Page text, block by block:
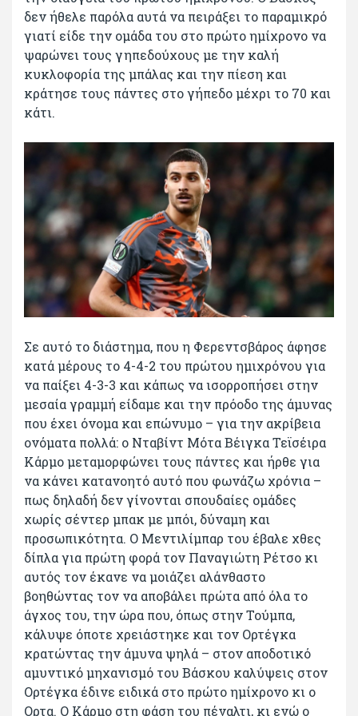
δεν ήθελε παρόλα αυτά να πειράξει το παραμικρό
γιατί είδε την ομάδα του στο πρώτο ημίχρονο να
ψαρώνει τους γηπεδούχους με την καλή
κυκλοφορία της μπάλας και την πίεση και
κράτησε τους πάντες στο γήπεδο μέχρι το 70 και
κάτι.
Σε αυτό το διάστημα, που η Φερεντσβάρος άφησε
κατά μέρους το 4-4-2 του πρώτου ημιχρόνου για
να παίξει 4-3-3 και κάπως να ισορροπήσει στην
μεσαία γραμμή είδαμε και την πρόοδο της άμυνας
που έχει όνομα και επώνυμο – για την ακρίβεια
ονόματα πολλά: ο Νταβίντ Μότα Βέιγκα Τεϊσέιρα
Κάρμο μεταμορφώνει τους πάντες και ήρθε για
να κάνει κατανοητό αυτό που φωνάζω χρόνια –
πως δηλαδή δεν γίνονται σπουδαίες ομάδες
χωρίς σέντερ μπακ με μπόι, δύναμη και
προσωπικότητα. Ο Μεντιλίμπαρ του έβαλε χθες
δίπλα για πρώτη φορά τον Παναγιώτη Ρέτσο κι
αυτός τον έκανε να μοιάζει αλάνθαστο
βοηθώντας τον να αποβάλει πρώτα από όλα το
άγχος του, την ώρα που, όπως στην Τούμπα,
κάλυψε όποτε χρειάστηκε και τον Ορτέγκα
κρατώντας την άμυνα ψηλά – στον αποδοτικό
αμυντικό μηχανισμό του Βάσκου καλύψεις στον
Ορτέγκα έδινε ειδικά στο πρώτο ημίχρονο κι ο
Ορτα. Ο Κάρμο στη φάση του πέναλτι, κι ενώ ο